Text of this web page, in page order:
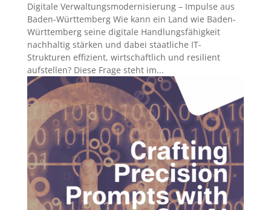
Digitale Verwaltungsmodernisierung – Impulse aus
Baden-Württemberg Wie kann ein Land wie Baden-
Württemberg seine digitale Handlungsfähigkeit
nachhaltig stärken und dabei staatliche IT-
Strukturen effizient, wirtschaftlich und resilient
aufstellen? Diese Frage steht im...